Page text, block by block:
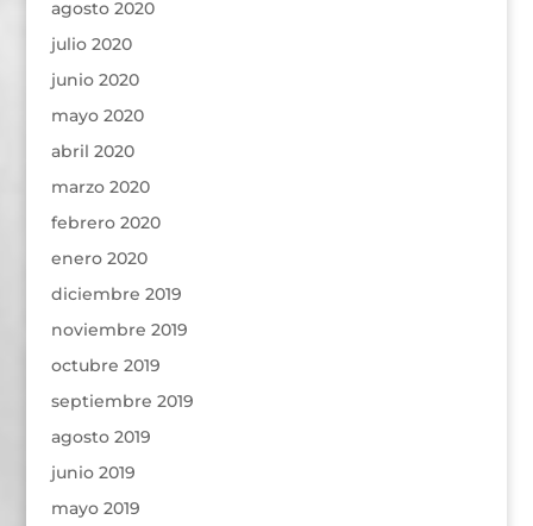
agosto 2020
julio 2020
junio 2020
mayo 2020
abril 2020
marzo 2020
febrero 2020
enero 2020
diciembre 2019
noviembre 2019
octubre 2019
septiembre 2019
agosto 2019
junio 2019
mayo 2019